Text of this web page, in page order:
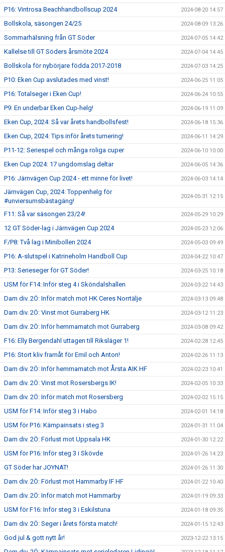
P16: Vintrosa Beachhandbollscup 2024 2024-08-20 14:57
Bollskola, säsongen 24/25 2024-08-09 13:26
Sommarhälsning från GT Söder 2024-07-05 14:42
Kallelse till GT Söders årsmöte 2024 2024-07-04 14:45
Bollskola för nybörjare födda 2017-2018 2024-07-03 14:25
P10: Eken Cup avslutades med vinst! 2024-06-25 11:05
P16: Totalseger i Eken Cup! 2024-06-24 10:55
P9: En underbar Eken Cup-helg! 2024-06-19 11:09
Eken Cup, 2024: Så var årets handbollsfest! 2024-06-18 15:36
Eken Cup, 2024: Tips inför årets turnering! 2024-06-11 14:29
P11-12: Seriespel och många roliga cuper 2024-06-10 10:00
Eken Cup 2024: 17 ungdomslag deltar 2024-06-05 14:36
P16: Järnvägen Cup 2024 - ett minne för livet! 2024-06-03 14:14
Järnvägen Cup, 2024: Toppenhelg för
#unviersumsbästagäng!
2024-05-31 12:15
F11: Så var säsongen 23/24! 2024-05-29 10:29
12 GT Söder-lag i Järnvägen Cup 2024 2024-05-23 12:06
F/P8: Två lag i Minibollen 2024 2024-05-03 09:49
P16: A-slutspel i Katrineholm Handboll Cup 2024-04-22 10:47
P13: Serieseger för GT Söder! 2024-03-25 10:18
USM för F14: Inför steg 4 i Sköndalshallen 2024-03-22 14:43
Dam div. 2Ö: Inför match mot HK Ceres Norrtälje 2024-03-13 09:48
Dam div. 2Ö: Vinst mot Gurraberg HK 2024-03-12 11:23
Dam div. 2Ö: Inför hemmamatch mot Gurraberg 2024-03-08 09:42
F16: Elly Bergendahl uttagen till Riksläger 1! 2024-02-28 12:45
P16: Stort kliv framåt för Emil och Anton! 2024-02-26 11:13
Dam div. 2Ö: Inför hemmamatch mot Årsta AIK HF 2024-02-23 10:41
Dam div. 2Ö: Vinst mot Rosersbergs IK! 2024-02-05 10:33
Dam div. 2Ö: Inför match mot Rosersberg 2024-02-02 15:15
USM för F14: Inför steg 3 i Habo 2024-02-01 14:18
USM för P16: Kämpainsats i steg 3 2024-01-31 11:04
Dam div. 2Ö: Förlust mot Uppsala HK 2024-01-30 12:22
USM för P16: Inför steg 3 i Skövde 2024-01-26 14:23
GT Söder har JOYNAT! 2024-01-26 11:30
Dam div. 2Ö: Förlust mot Hammarby IF HF 2024-01-22 10:40
Dam div. 2Ö: Inför match mot Hammarby 2024-01-19 09:33
USM för F16: Inför steg 3 i Eskilstuna 2024-01-18 09:35
Dam div. 2Ö: Seger i årets första match! 2024-01-15 12:43
God jul & gott nytt år! 2023-12-22 13:15